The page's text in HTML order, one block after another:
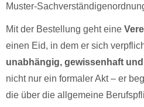
Muster-
Mit der Bestellung geht eine
einen Eid, in dem er sich
unabhängig, gewissenhaft
nicht nur ein formaler Akt – er
die über die allgemeine